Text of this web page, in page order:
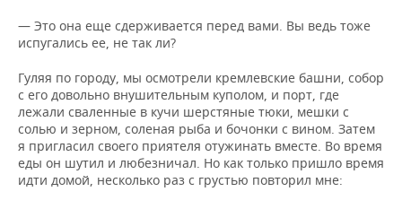
— Это она еще сдерживается перед вами. Вы ведь тоже
испугались ее, не так ли?
Гуляя по городу, мы осмотрели кремлевские башни, собор
с его довольно внушительным куполом, и порт, где
лежали сваленные в кучи шерстяные тюки, мешки с
солью и зерном, соленая рыба и бочонки с вином. Затем
я пригласил своего приятеля отужинать вместе. Во время
еды он шутил и любезничал. Но как только пришло время
идти домой, несколько раз с грустью повторил мне: